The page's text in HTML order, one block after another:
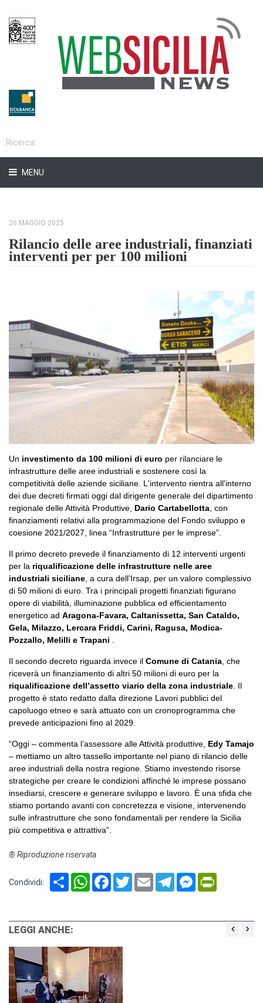
MENU
26 MAGGIO 2025
Rilancio delle aree industriali, finanziati
interventi per per 100 milioni
Un investimento da 100 milioni di euro per rilanciare le
infrastrutture delle aree industriali e sostenere così la
competitività delle aziende siciliane. L'intervento rientra all'interno
dei due decreti firmati oggi dal dirigente generale del dipartimento
regionale delle Attività Produttive, Dario Cartabellotta, con
finanziamenti relativi alla programmazione del Fondo sviluppo e
coesione 2021/2027, linea “Infrastrutture per le imprese”.
Il primo decreto prevede il finanziamento di 12 interventi urgenti
per la riqualificazione delle infrastrutture nelle aree
industriali siciliane, a cura dell’Irsap, per un valore complessivo
di 50 milioni di euro. Tra i principali progetti finanziati figurano
opere di viabilità, illuminazione pubblica ed efficientamento
energetico ad Aragona-Favara, Caltanissetta, San Cataldo,
Gela, Milazzo, Lercara Friddi, Carini, Ragusa, Modica-
Pozzallo, Melilli e Trapani .
Il secondo decreto riguarda invece il Comune di Catania, che
riceverà un finanziamento di altri 50 milioni di euro per la
riqualificazione dell’assetto viario della zona industriale. Il
progetto è stato redatto dalla direzione Lavori pubblici del
capoluogo etneo e sarà attuato con un cronoprogramma che
prevede anticipazioni fino al 2029.
“Oggi – commenta l’assessore alle Attività produttive, Edy Tamajo
– mettiamo un altro tassello importante nel piano di rilancio delle
aree industriali della nostra regione. Stiamo investendo risorse
strategiche per creare le condizioni affinché le imprese possano
insediarsi, crescere e generare sviluppo e lavoro. È una sfida che
stiamo portando avanti con concretezza e visione, intervenendo
sulle infrastrutture che sono fondamentali per rendere la Sicilia
più competitiva e attrattiva”.
® Riproduzione riservata
Condividi: Share WhatsAppFacebook
TwitterEmail TelegramMessenger
LEGGI ANCHE: